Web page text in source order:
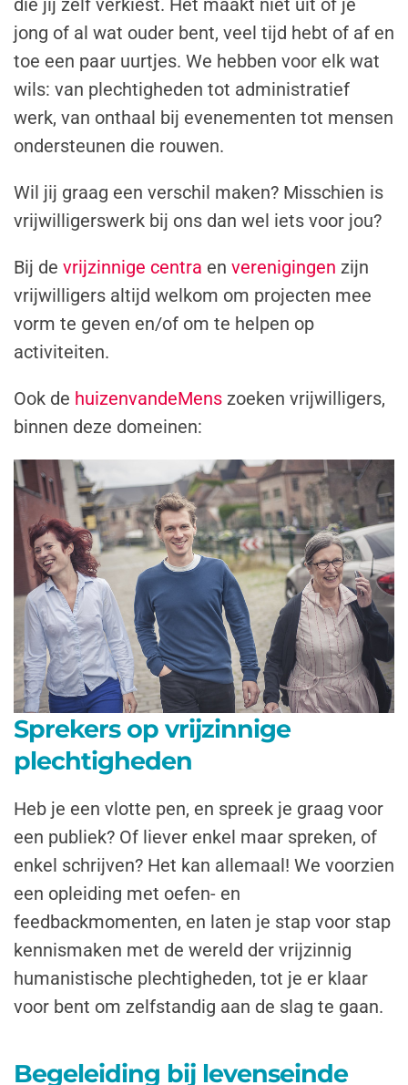
die jij zelf verkiest. Het maakt niet uit of je
jong of al wat ouder bent, veel tijd hebt of af en
toe een paar uurtjes. We hebben voor elk wat
wils: van plechtigheden tot administratief
werk, van onthaal bij evenementen tot mensen
ondersteunen die rouwen.
Wil jij graag een verschil maken? Misschien is
vrijwilligerswerk bij ons dan wel iets voor jou?
Bij de vrijzinnige centra en verenigingen zijn
vrijwilligers altijd welkom om projecten mee
vorm te geven en/of om te helpen op
activiteiten.
Ook de huizenvandeMens zoeken vrijwilligers,
binnen deze domeinen:
Sprekers op vrijzinnige
plechtigheden
Heb je een vlotte pen, en spreek je graag voor
een publiek? Of liever enkel maar spreken, of
enkel schrijven? Het kan allemaal! We voorzien
een opleiding met oefen- en
feedbackmomenten, en laten je stap voor stap
kennismaken met de wereld der vrijzinnig
humanistische plechtigheden, tot je er klaar
voor bent om zelfstandig aan de slag te gaan.
Begeleiding bij levenseinde